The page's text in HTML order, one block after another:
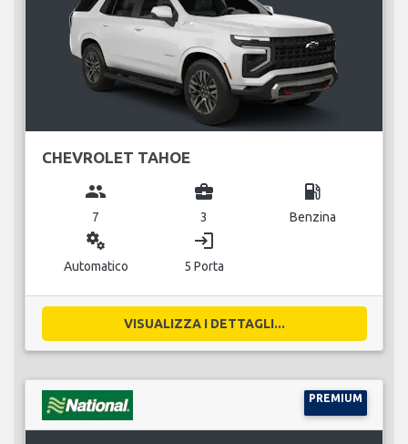
CHEVROLET TAHOE
group
7
business_center
3
local_gas_station
Benzina
miscellaneous_services
Automatico
login
5 Porta
VISUALIZZA I DETTAGLI...
PREMIUM